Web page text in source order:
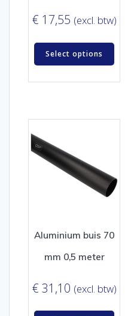
€ 17,55 (excl. btw)
Select options
Aluminium buis 70
mm 0,5 meter
€ 31,10 (excl. btw)